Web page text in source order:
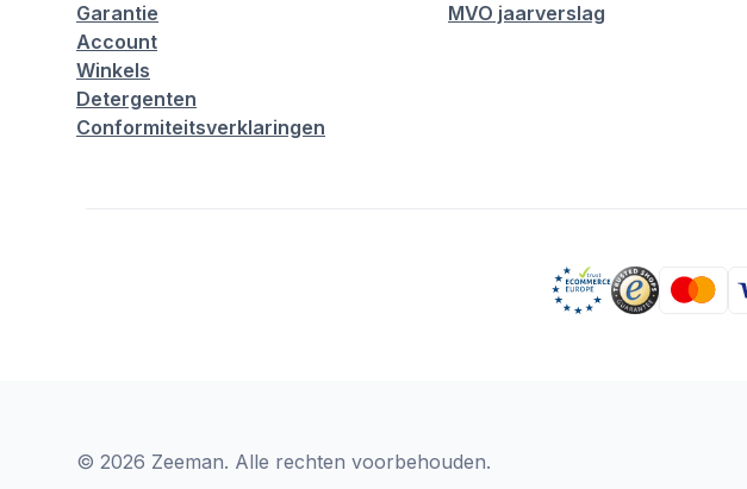
Garantie
Account
Winkels
Detergenten
Conformiteitsverklaringen
MVO jaarverslag
© 2026 Zeeman. Alle rechten voorbehouden.